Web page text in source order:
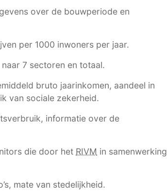
over de bouwperiode en
per 1000 inwoners per jaar.
7 sectoren en totaal.
bruto jaarinkomen, aandeel in
van sociale zekerheid.
informatie over de
die door het RIVM in samenwerking
mate van stedelijkheid.